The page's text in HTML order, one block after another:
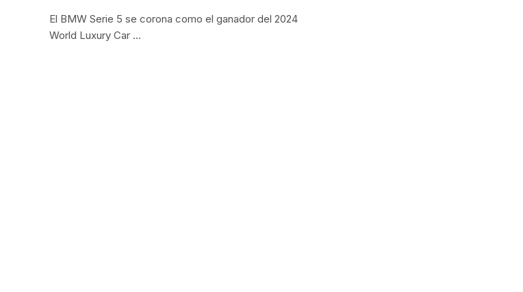
El BMW Serie 5 se corona como el ganador del 2024
World Luxury Car …